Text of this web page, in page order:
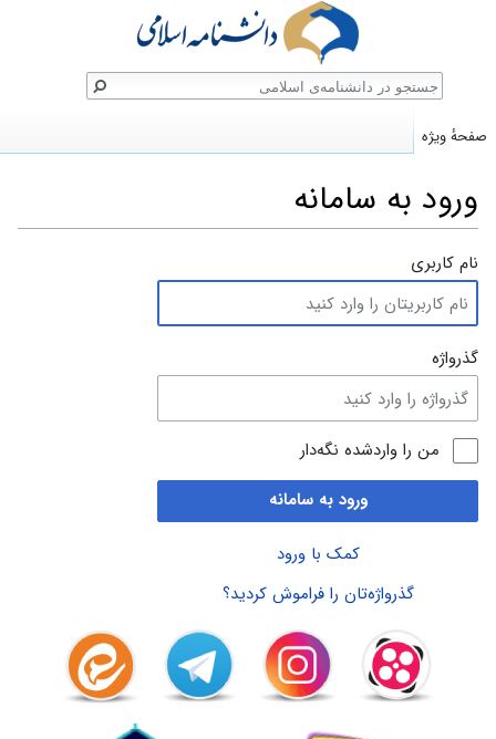
ورود به سامانه
پرش
ناوبری
پرش
جستجو
نام کاربری
گذرواژه
من را واردشده نگه‌دار
ورود به سامانه
کمک با ورود
گذرواژه‌تان را فراموش کردید؟
صفحهٔ ویژه
جستجو